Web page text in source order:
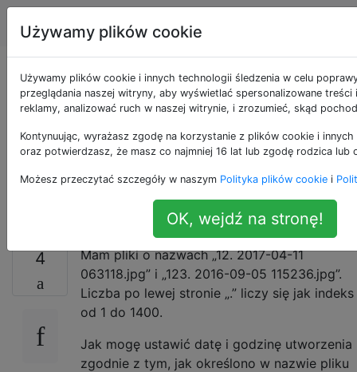
Apple Tagi
Daty utworzenia
zmiany partii na
podstawie nazw
plików
4
Mam pliki o nazwach „12. 2017-04-11
063118.jpg” i „123. 2016-09-05 115236.jpg”.
Liczba po lewej stronie „.” liczy się jak indeks
od 1 do 1400.
Jak mogę ustawić datę i godzinę utworzenia
zgodnie z tym, jak określono w nazwie pliku
Używamy plików cookie
Używamy plików cookie i innych technologii śledzenia w celu
przeglądania naszej witryny, aby wyświetlać spersonalizowane treści
reklamy, analizować ruch w naszej witrynie, i zrozumieć, skąd
Kontynuując, wyrażasz zgodę na korzystanie z plików cookie i
oraz potwierdzasz, że masz co najmniej 16 lat lub zgodę rodzica lub
Możesz przeczytać szczegóły w naszym Polityka plików cookie i
OK, wejdź na stronę!